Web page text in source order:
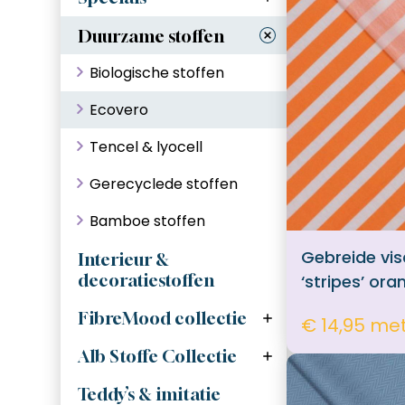
Feestelijke stoffen
(glans en glitter)
Outdoorstoffen
Gewatteerde / quilted
stoffen
Duurzame stoffen
Biologische stoffen
Ecovero
Tencel & lyocell
Gerecyclede stoffen
Bamboe stoffen
Interieur &
decoratiestoffen
FibreMood collectie
Editie 32
Editie 33
Editie 34
Alb Stoffe Collectie
Teddy’s & imitatie
Garen
Gebreide
‘stripes’
€ 14,95